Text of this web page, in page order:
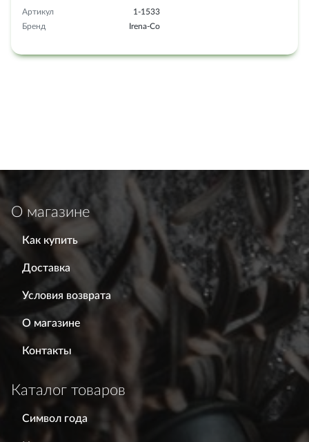
Артикул
1-1533
Бренд
Irena-Co
О магазине
Как купить
Доставка
Условия возврата
О магазине
Контакты
Каталог товаров
Символ года